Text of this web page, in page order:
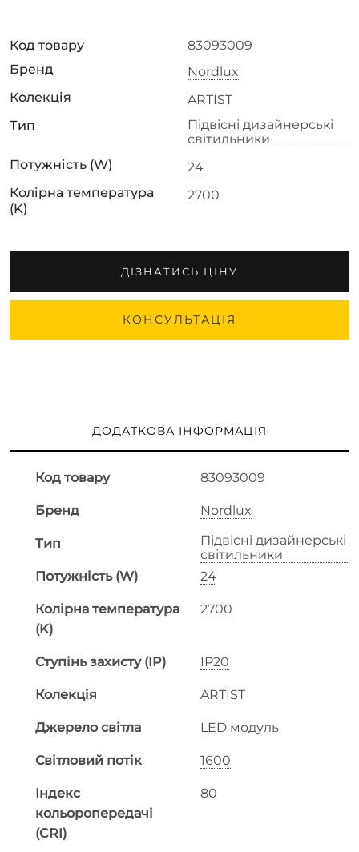
Код товару
83093009
Бренд
Nordlux
Колекція
ARTIST
Тип
Підвісні дизайнерські
світильники
Потужність (W)
24
Колірна температура
(K)
2700
ДІЗНАТИСЬ ЦІНУ
КОНСУЛЬТАЦІЯ
ДОДАТКОВА ІНФОРМАЦІЯ
Код товару 83093009
Бренд Nordlux
Тип
Підвісні дизайнерські
світильники
Потужність (W)
24
Колірна температура
(K)
2700
Ступінь захисту (IP) IP20
Колекція ARTIST
Джерело світла LED модуль
Світловий потік 1600
Індекс
кольоропередачі
(CRI)
80